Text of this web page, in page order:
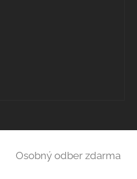
Osobný odber zdarma